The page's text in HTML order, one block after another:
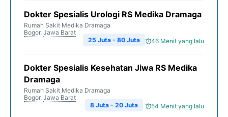
Dokter Spesialis Urologi RS Medika Dramaga
Rumah Sakit Medika Dramaga
Bogor, Jawa Barat
46 Menit yang lalu
25 Juta - 80 Juta
Dokter Spesialis Kesehatan Jiwa RS Medika
Dramaga
Rumah Sakit Medika Dramaga
Bogor, Jawa Barat
54 Menit yang lalu
8 Juta - 20 Juta